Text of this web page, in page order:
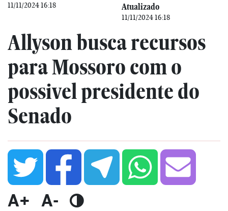
11/11/2024 16:18 Atualizado
11/11/2024 16:18
Allyson busca recursos
para Mossoro com o
possivel presidente do
Senado
A+ A-